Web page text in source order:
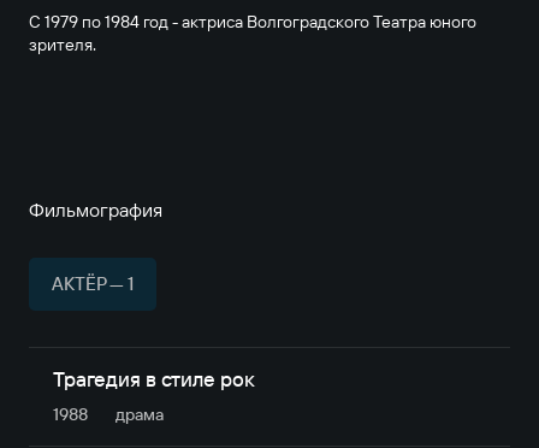
С 1979 по 1984 год - актриса Волгоградского Театра юного
зрителя.
Фильмография
АКТЁР — 1
Трагедия в стиле рок
1988 драма